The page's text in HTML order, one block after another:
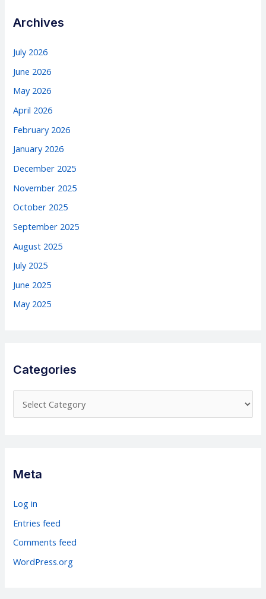
Archives
July 2026
June 2026
May 2026
April 2026
February 2026
January 2026
December 2025
November 2025
October 2025
September 2025
August 2025
July 2025
June 2025
May 2025
Categories
a
r
i
Meta
Log in
Entries feed
Comments feed
WordPress.org